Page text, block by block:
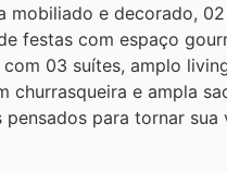
mobiliado e decorado,
festas com espaço
03 suítes, amplo
churrasqueira e ampla
pensados para tornar